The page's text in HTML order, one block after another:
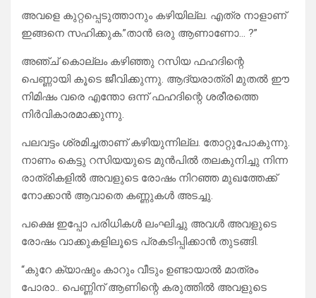
അവളെ കുറ്റപ്പെടുത്താനും കഴിയില്ല. എത്ര നാളാണ്
ഇങ്ങനെ സഹിക്കുക.”താൻ ഒരു ആണാണോ… ?”
അഞ്ച്‌ കൊല്ലം കഴിഞ്ഞു റസിയ ഫഹദിന്റെ
പെണ്ണായി കൂടെ ജീവിക്കുന്നു. ആദ്യരാത്രി മുതൽ ഈ
നിമിഷം വരെ എന്തോ ഒന്ന് ഫഹദിന്റെ ശരീരത്തെ
നിർവികാരമാക്കുന്നു.
പലവട്ടം ശ്രമിച്ചതാണ് കഴിയുന്നില്ല. തോറ്റുപോകുന്നു.
നാണം കെട്ടു റസിയയുടെ മുൻപിൽ തലകുനിച്ചു നിന്ന
രാത്രികളിൽ അവളുടെ രോഷം നിറഞ്ഞ മുഖത്തേക്ക്
നോക്കാൻ ആവാതെ കണ്ണുകൾ അടച്ചു.
പക്ഷെ ഇപ്പോ പരിധികൾ ലംഘിച്ചു അവൾ അവളുടെ
രോഷം വാക്കുകളിലൂടെ പ്രകടിപ്പിക്കാൻ തുടങ്ങി.
“കുറേ ക്യാഷും കാറും വീടും ഉണ്ടായാൽ മാത്രം
പോരാ.. പെണ്ണിന് ആണിന്റെ കരുത്തിൽ അവളുടെ